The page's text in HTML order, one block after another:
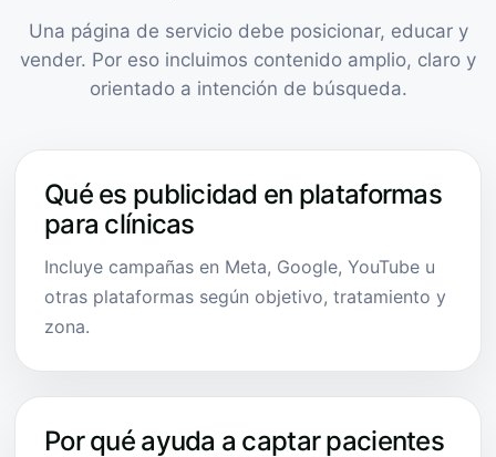
Una página de servicio debe posicionar, educar y
vender. Por eso incluimos contenido amplio, claro y
orientado a intención de búsqueda.
Qué es publicidad en plataformas
para clínicas
Incluye campañas en Meta, Google, YouTube u
otras plataformas según objetivo, tratamiento y
zona.
Por qué ayuda a captar pacientes